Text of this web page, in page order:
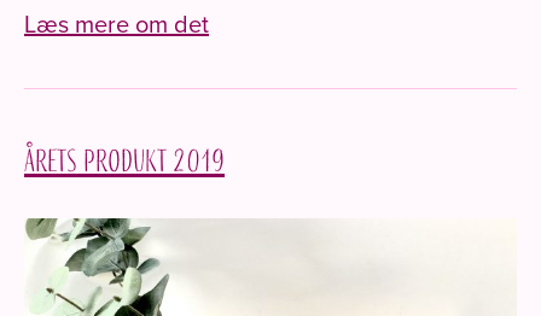
Læs mere om det
Årets produkt 2019